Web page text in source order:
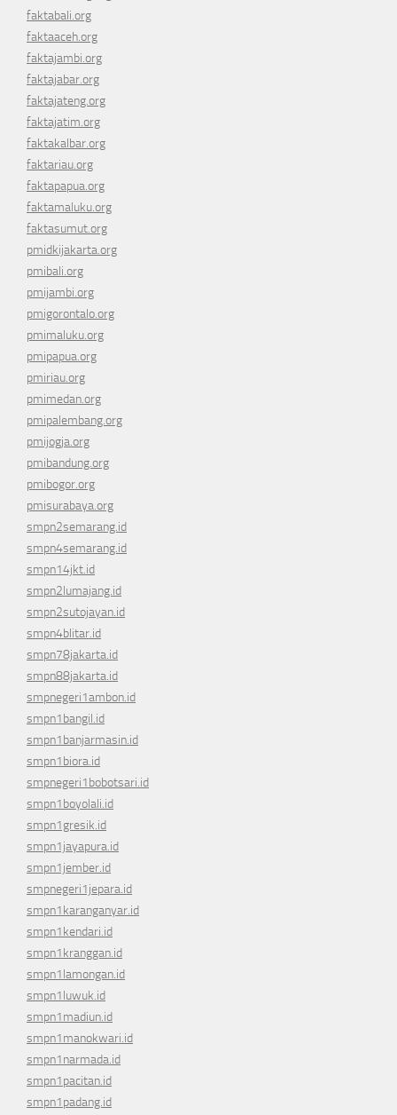
faktabali.org
faktaaceh.org
faktajambi.org
faktajabar.org
faktajateng.org
faktajatim.org
faktakalbar.org
faktariau.org
faktapapua.org
faktamaluku.org
faktasumut.org
pmidkijakarta.org
pmibali.org
pmijambi.org
pmigorontalo.org
pmimaluku.org
pmipapua.org
pmiriau.org
pmimedan.org
pmipalembang.org
pmijogja.org
pmibandung.org
pmibogor.org
pmisurabaya.org
smpn2semarang.id
smpn4semarang.id
smpn14jkt.id
smpn2lumajang.id
smpn2sutojayan.id
smpn4blitar.id
smpn78jakarta.id
smpn88jakarta.id
smpnegeri1ambon.id
smpn1bangil.id
smpn1banjarmasin.id
smpn1biora.id
smpnegeri1bobotsari.id
smpn1boyolali.id
smpn1gresik.id
smpn1jayapura.id
smpn1jember.id
smpnegeri1jepara.id
smpn1karanganyar.id
smpn1kendari.id
smpn1kranggan.id
smpn1lamongan.id
smpn1luwuk.id
smpn1madiun.id
smpn1manokwari.id
smpn1narmada.id
smpn1pacitan.id
smpn1padang.id